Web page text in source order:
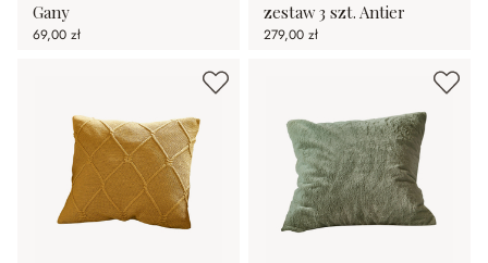
Gany
69,00 zł
zestaw 3 szt. Antier
279,00 zł